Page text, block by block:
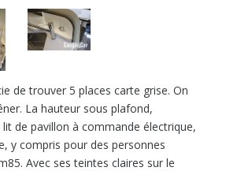
de trouver 5 places carte grise. On
La hauteur sous plafond,
de pavillon à commande électrique,
y compris pour des personnes
Avec ses teintes claires sur le